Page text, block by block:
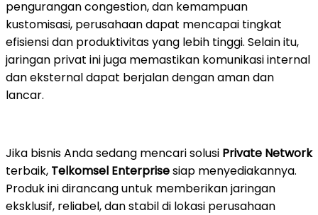
pengurangan congestion, dan kemampuan
kustomisasi, perusahaan dapat mencapai tingkat
efisiensi dan produktivitas yang lebih tinggi. Selain itu,
jaringan privat ini juga memastikan komunikasi internal
dan eksternal dapat berjalan dengan aman dan
lancar.
Jika bisnis Anda sedang mencari solusi Private Network
terbaik, Telkomsel Enterprisesiap menyediakannya.
Produk ini dirancang untuk memberikan jaringan
eksklusif, reliabel, dan stabil di lokasi perusahaan